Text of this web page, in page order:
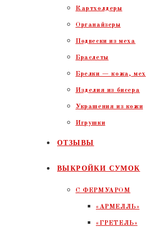
Картхолдеры
Органайзеры
Подвески из меха
Браслеты
Брелки — кожа, мех
Изделия из бисера
Украшения из кожи
Игрушки
ОТЗЫВЫ
ВЫКРОЙКИ СУМОК
С ФЕРМУАРОМ
«АРМЕЛЛЬ»
«ГРЕТЕЛЬ»